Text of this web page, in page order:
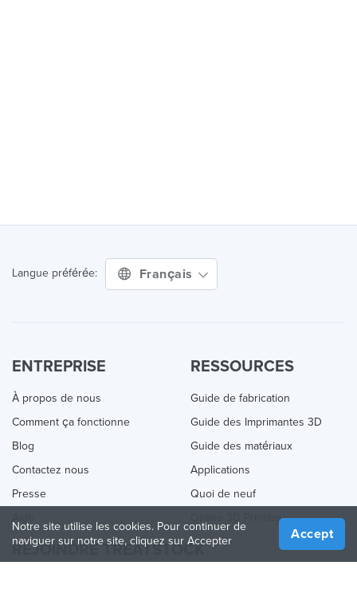
Langue préférée: Français
ENTREPRISE
À propos de nous
Comment ça fonctionne
Blog
Contactez nous
Presse
RESSOURCES
Guide de fabrication
Guide des Imprimantes 3D
Guide des matériaux
Applications
Quoi de neuf
Online 3D Printing
REJOINDRE TREATSTOCK
Notre site utilise les cookies. Pour continuer de
naviguer sur notre site, cliquez sur Accepter
Accept